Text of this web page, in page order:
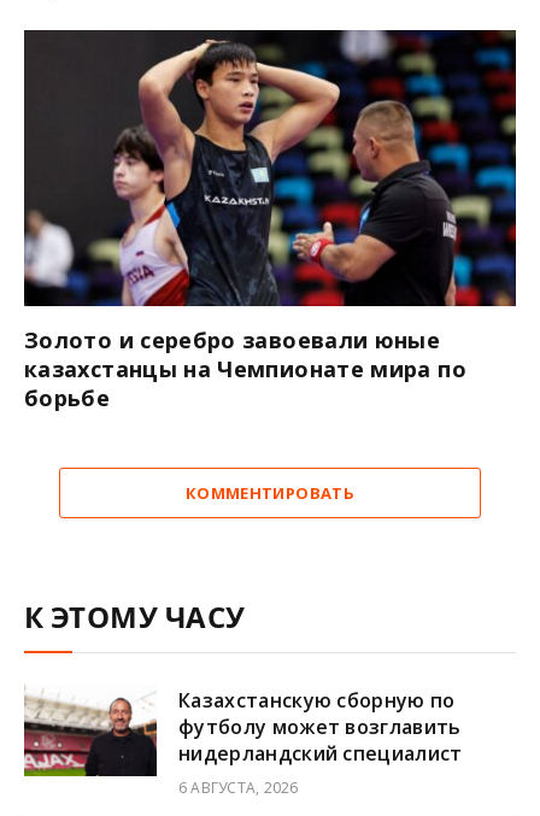
Золото и серебро завоевали юные
казахстанцы на Чемпионате мира по
борьбе
КОММЕНТИРОВАТЬ
К ЭТОМУ ЧАСУ
Казахстанскую сборную по
футболу может возглавить
нидерландский специалист
6 АВГУСТА, 2026